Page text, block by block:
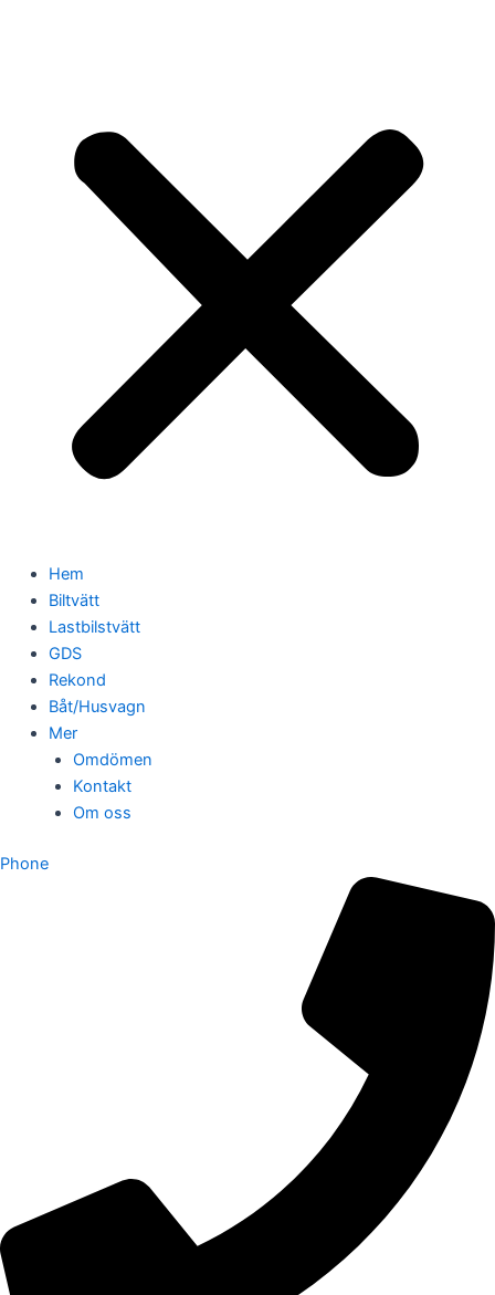
Hem
Biltvätt
Lastbilstvätt
GDS
Rekond
Båt/Husvagn
Mer
Omdömen
Kontakt
Om oss
Phone